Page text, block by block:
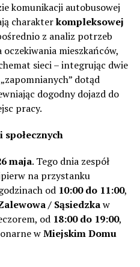
komunikacji autobusowej
charakterkompleksowej
z analiz potrzeb
mieszkańców,
sieci – integrując dwie
dotąd
dogodny dojazd do
pracy.
maja. Tego dnia zespół
na przystanku
od 10:00 do 11:00,
/ Sąsiedzkaw
od 18:00 do 19:00,
wMiejskim Domu